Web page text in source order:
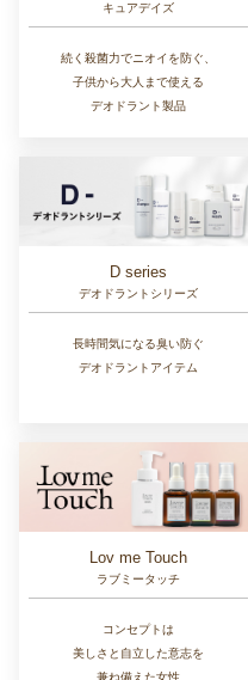
キュアデイズ
続く殺菌力でニオイを防ぐ、
子供から大人まで使える
デオドラント製品
D series
デオドラントシリーズ
長時間気になる臭い防ぐ
デオドラントアイテム
Lov me Touch
ラブミータッチ
コンセプトは
美しさと自立した意志を
兼ね備えた女性